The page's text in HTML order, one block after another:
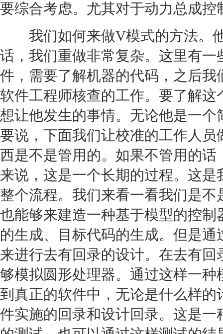
要综合考虑。尤其对于动力总成
我们如何来做V模式的方法。他
话，我们重做非常复杂。这里有
件，需要了解机器的代码，之后
软件工程师核查的工作。要了解
想让他发生的事情。无论他是一
要说，下面我们让校准的工作人
西是不是管用的。如果不管用的
来说，这是一个长期的过程。这
整个流程。我们来看一看我们是
也能够来建造一种基于模型的控
的生成、目标代码的生成。但是
来进行去有回录的设计。在去有
够模拟圆形处理器。通过这样一
到真正的软件中，无论是什么样
件实施的回录和设计回录。这是